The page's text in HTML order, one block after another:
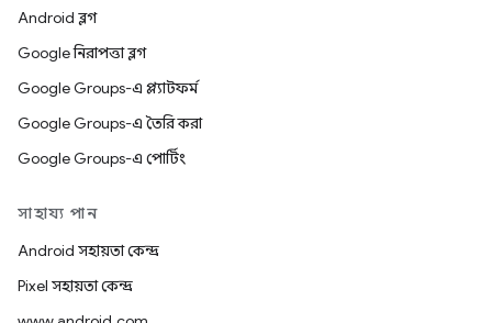
Android ব্লগ
Google নিরাপত্তা ব্লগ
Google Groups-এ প্ল্যাটফর্ম
Google Groups-এ তৈরি করা
Google Groups-এ পোর্টিং
সাহায্য পান
Android সহায়তা কেন্দ্র
Pixel সহায়তা কেন্দ্র